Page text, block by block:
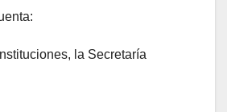
la Secretaría